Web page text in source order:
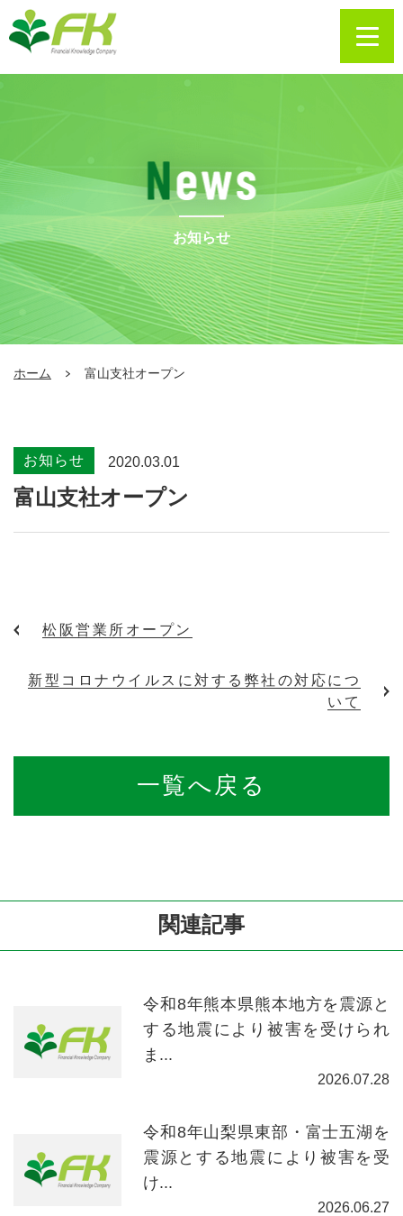
お知らせ
ホーム 富山支社オープン
お知らせ 2020.03.01
富山支社オープン
松阪営業所オープン
一覧へ戻る
新型コロナウイルスに対する弊社の対応につ
いて
関連記事
令和8年熊本県熊本地方を震源と
する地震により被害を受けられ
ま...
2026.07.28
令和8年山梨県東部・富士五湖を
震源とする地震により被害を受
け...
2026.06.27